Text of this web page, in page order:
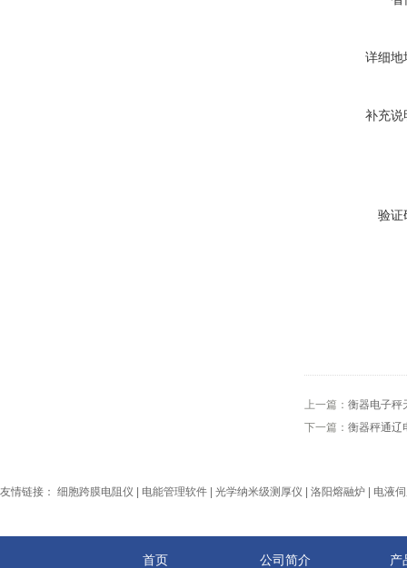
详细地
补充说
验证
上一篇： 衡器电子秤
下一篇： 衡器秤通辽
友情链接： 细胞跨膜电阻仪 电能管理软件 光学纳米级测厚仪 洛阳熔融炉 电液
首页 公司简介 产